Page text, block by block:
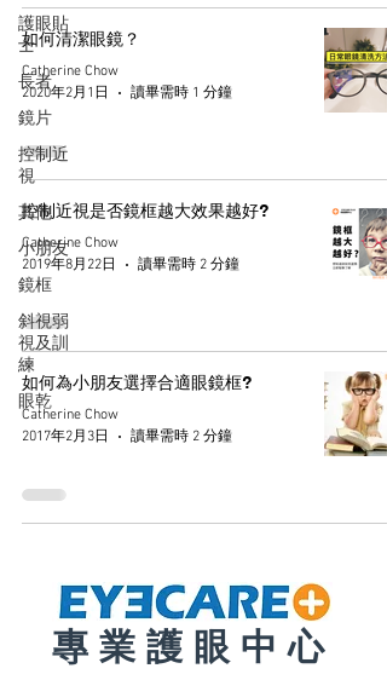
護眼貼
士
長者
鏡片
控制近
視
其他
小朋友
鏡框
斜視弱
視及訓
練
眼乾
如何清潔眼鏡？
Catherine Chow
2020年2月1日
讀畢需時 1 分鐘
控制近視是否鏡框越大效果越好?
Catherine Chow
2019年8月22日
讀畢需時 2 分鐘
如何為小朋友選擇合適眼鏡框?
Catherine Chow
2017年2月3日
讀畢需時 2 分鐘
專業護眼中心